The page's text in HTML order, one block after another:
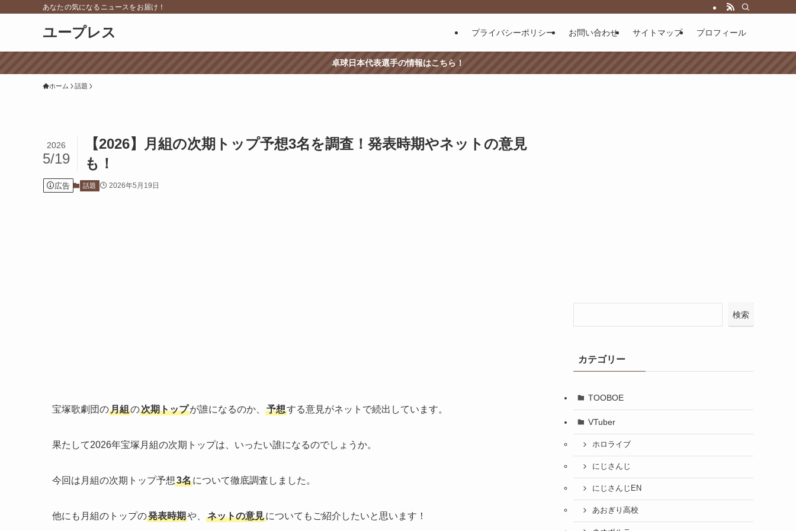
あなたの気になるニュースをお届け！
ユープレス プライバシーポリシー お問い合わせ サイトマップ プロフィール
卓球日本代表選手の情報はこちら！
ホーム 話題
【2026】月組の次期トップ予想3名を調査！発表時期やネットの意見
も！
2026
5/19
広告 話題 2026年5月19日
宝塚歌劇団の月組の次期トップが誰になるのか、 予想する意見がネットで続出しています。
果たして2026年宝塚月組の次期トップは、いったい誰になるのでしょうか。
今回は月組の次期トップ予想3名について徹底調査しました。
他にも月組のトップの発表時期や、 ネットの意見についてもご紹介したいと思います！
検索
カテゴリー
TOOBOE
VTuber
ホロライブ
にじさんじ
にじさんじEN
あおぎり高校